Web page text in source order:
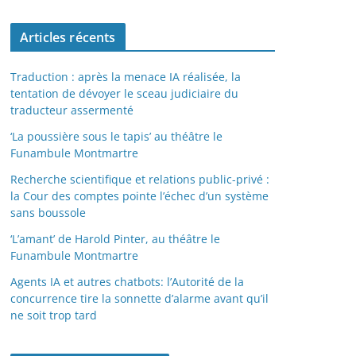
Articles récents
Traduction : après la menace IA réalisée, la
tentation de dévoyer le sceau judiciaire du
traducteur assermenté
‘La poussière sous le tapis’ au théâtre le
Funambule Montmartre
Recherche scientifique et relations public-privé :
la Cour des comptes pointe l’échec d’un système
sans boussole
‘L’amant’ de Harold Pinter, au théâtre le
Funambule Montmartre
Agents IA et autres chatbots: l’Autorité de la
concurrence tire la sonnette d’alarme avant qu’il
ne soit trop tard